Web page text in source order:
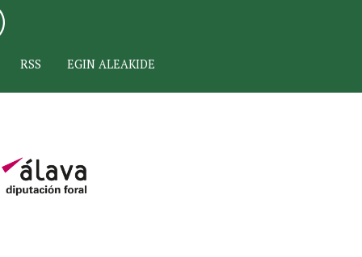
RSS EGIN ALEAKIDE